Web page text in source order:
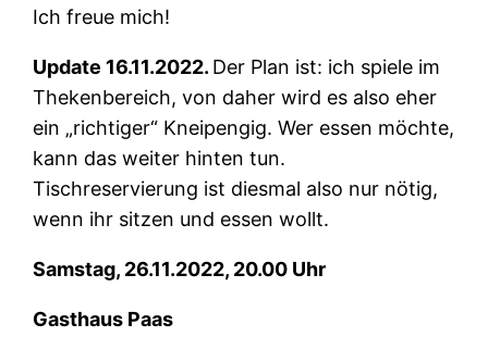
Ich freue mich!
Update 16.11.2022. Der Plan ist: ich spiele im
Thekenbereich, von daher wird es also eher
ein „richtiger“ Kneipengig. Wer essen möchte,
kann das weiter hinten tun.
Tischreservierung ist diesmal also nur nötig,
wenn ihr sitzen und essen wollt.
Samstag, 26.11.2022, 20.00 Uhr
Gasthaus Paas